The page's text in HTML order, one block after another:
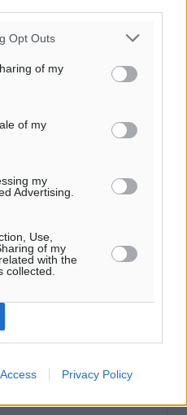
Opt Outs
of my
of my
my
Advertising.
Use,
of my
with the
collected.
Privacy Policy
έρευνες βυθού στη
Χατζημιχαήλ – Τιμητική
Ρόδου και Κω
με την ηπειρωτική
τουριστικό γραφείο
την επίσκεψη του στη
στην Ελλάδα